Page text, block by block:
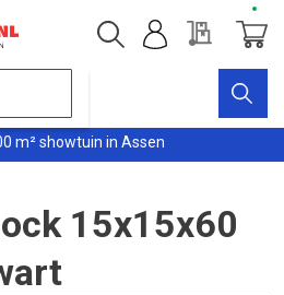
m² showtuin in Assen
Offerte
15x15x60